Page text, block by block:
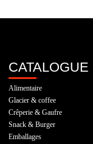
CATALOGUE
Alimentaire
Glacier & coffee
Crêperie & Gaufre
Snack & Burger
Emballages